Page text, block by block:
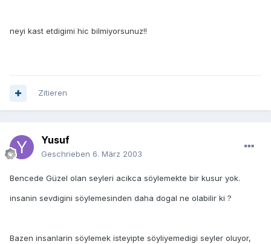
neyi kast etdigimi hic bilmiyorsunuz!!
Zitieren
Yusuf
Geschrieben 6. März 2003
Bencede Güzel olan seyleri acikca söylemekte bir kusur yok.
insanin sevdigini söylemesinden daha dogal ne olabilir ki ?
Bazen insanlarin söylemek isteyipte söyliyemedigi seyler oluyor,